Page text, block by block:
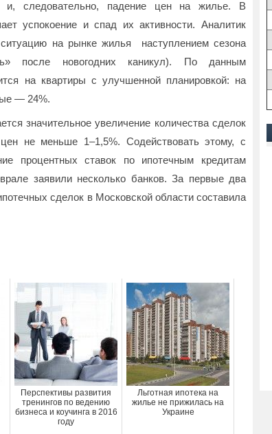
и, следовательно, падение цен на жилье. В
успокоение и спад их активности. Аналитик
на рынке жилья наступлением сезона
после новогодних каникул). По данным
на квартиры с улучшенной планировкой: на
— 24%.
значительное увеличение количества сделок
не меньше 1–1,5%. Содействовать этому, с
процентных ставок по ипотечным кредитам
заявили несколько банков. За первые два
сделок в Московской области составила
Перспективы развития
тренингов по ведению
бизнеса и коучинга в 2016
году
Льготная ипотека на
жилье не прижилась на
Украине